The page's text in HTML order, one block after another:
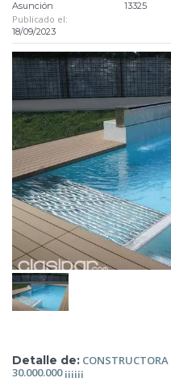
Asunción 13325
Publicado el:
18/09/2023
Detalle de: CONSTRUCTORA
30.000.000 ¡¡¡¡¡¡